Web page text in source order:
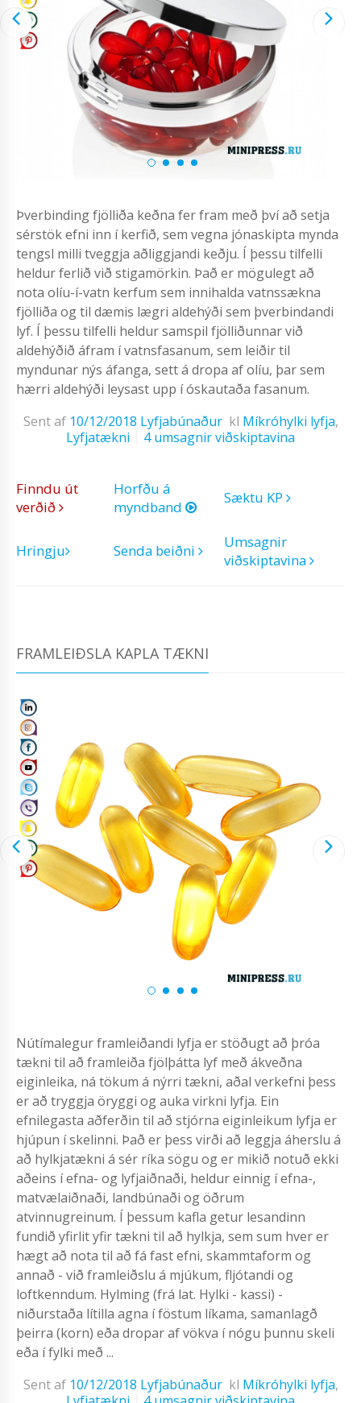
Þverbinding fjölliða keðna fer fram með því að setja
sérstök efni inn í kerfið, sem vegna jónaskipta mynda
tengsl milli tveggja aðliggjandi keðju. Í þessu tilfelli
heldur ferlið við stigamörkin. Það er mögulegt að
nota olíu-í-vatn kerfum sem innihalda vatnssækna
fjölliða og til dæmis lægri aldehýði sem þverbindandi
lyf. Í þessu tilfelli heldur samspil fjölliðunnar við
aldehýðið áfram í vatnsfasanum, sem leiðir til
myndunar nýs áfanga, sett á dropa af olíu, þar sem
hærri aldehýði leysast upp í óskautaða fasanum.
Sent af 10/12/2018 Lyfjabúnaður kl Míkróhylki lyfja,
Lyfjatækni
4 umsagnir viðskiptavina
Finndu út
verðið
Horfðu á
myndband
Sæktu KP
Hringju Senda beiðni
Umsagnir
viðskiptavina
FRAMLEIÐSLA KAPLA TÆKNI
Nútímalegur framleiðandi lyfja er stöðugt að þróa
tækni til að framleiða fjölþátta lyf með ákveðna
eiginleika, ná tökum á nýrri tækni, aðal verkefni þess
er að tryggja öryggi og auka virkni lyfja. Ein
efnilegasta aðferðin til að stjórna eiginleikum lyfja er
hjúpun í skelinni. Það er þess virði að leggja áherslu á
að hylkjatækni á sér ríka sögu og er mikið notuð ekki
aðeins í efna- og lyfjaiðnaði, heldur einnig í efna-,
matvælaiðnaði, landbúnaði og öðrum
atvinnugreinum. Í þessum kafla getur lesandinn
fundið yfirlit yfir tækni til að hylkja, sem sum hver er
hægt að nota til að fá fast efni, skammtaform og
annað - við framleiðslu á mjúkum, fljótandi og
loftkenndum. Hylming (frá lat. Hylki - kassi) -
niðurstaða lítilla agna í föstum líkama, samanlagð
þeirra (korn) eða dropar af vökva í nógu þunnu skeli
eða í fylki með ...
Sent af 10/12/2018 Lyfjabúnaður kl Míkróhylki lyfja,